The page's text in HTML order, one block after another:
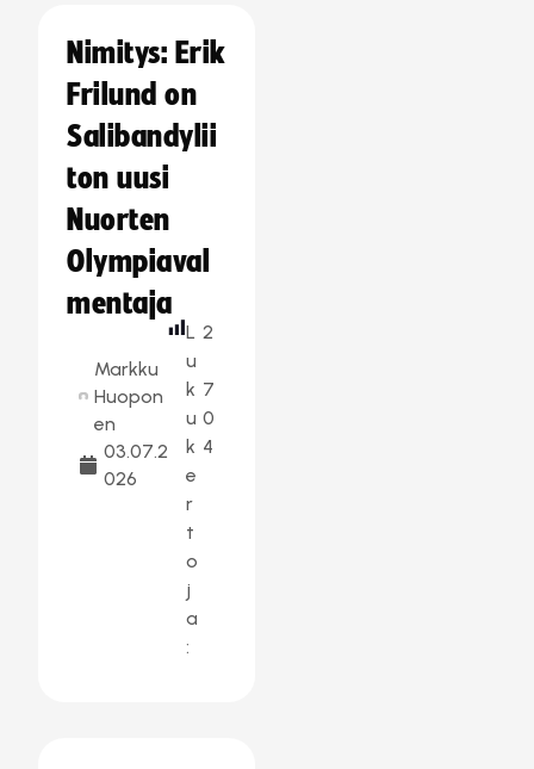
Nimitys: Erik
Frilund on
Salibandylii
ton uusi
Nuorten
Olympiaval
mentaja
Markku
Huopon
en
03.07.2
026
L
u
k
u
k
e
r
t
o
j
a
:
2
7
0
4